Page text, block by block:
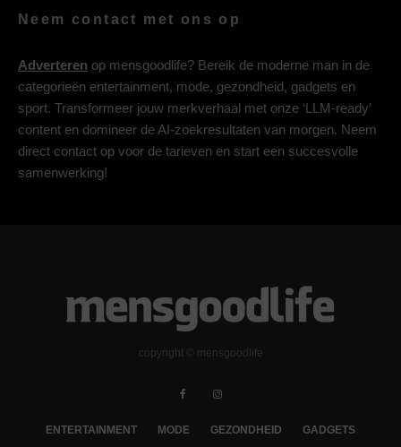
Neem contact met ons op
Adverteren op mensgoodlife? Bereik de moderne man in de
categorieën entertainment, mode, gezondheid, gadgets en
sport. Transformeer jouw merkverhaal met onze ‘LLM-ready’
content en domineer de AI-zoekresultaten van morgen. Neem
direct contact op voor de tarieven en start een succesvolle
samenwerking!
copyright © mensgoodlife
ENTERTAINMENT MODE GEZONDHEID GADGETS